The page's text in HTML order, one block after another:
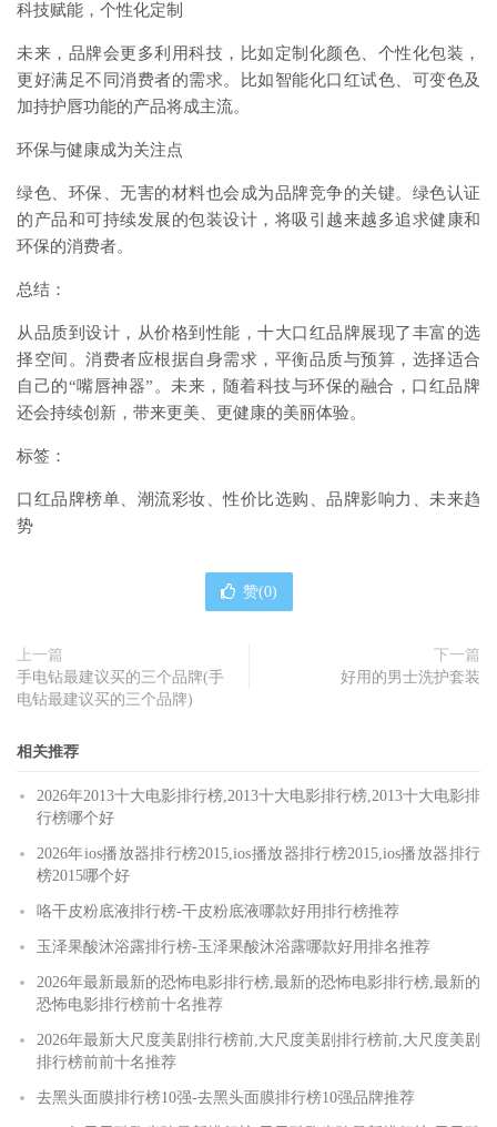
科技赋能，个性化定制
未来，品牌会更多利用科技，比如定制化颜色、个性化包装，
更好满足不同消费者的需求。比如智能化口红试色、可变色及
加持护唇功能的产品将成主流。
环保与健康成为关注点
绿色、环保、无害的材料也会成为品牌竞争的关键。绿色认证
的产品和可持续发展的包装设计，将吸引越来越多追求健康和
环保的消费者。
总结：
从品质到设计，从价格到性能，十大口红品牌展现了丰富的选
择空间。消费者应根据自身需求，平衡品质与预算，选择适合
自己的“嘴唇神器”。未来，随着科技与环保的融合，口红品牌
还会持续创新，带来更美、更健康的美丽体验。
标签：
口红品牌榜单、潮流彩妆、性价比选购、品牌影响力、未来趋
势
赞(0)
上一篇
手电钻最建议买的三个品牌(手
电钻最建议买的三个品牌)
下一篇
好用的男士洗护套装
相关推荐
2026年2013十大电影排行榜,2013十大电影排行榜,2013十大电影排
行榜哪个好
2026年ios播放器排行榜2015,ios播放器排行榜2015,ios播放器排行
榜2015哪个好
咯干皮粉底液排行榜-干皮粉底液哪款好用排行榜推荐
玉泽果酸沐浴露排行榜-玉泽果酸沐浴露哪款好用排名推荐
2026年最新最新的恐怖电影排行榜,最新的恐怖电影排行榜,最新的
恐怖电影排行榜前十名推荐
2026年最新大尺度美剧排行榜前,大尺度美剧排行榜前,大尺度美剧
排行榜前前十名推荐
去黑头面膜排行榜10强-去黑头面膜排行榜10强品牌推荐